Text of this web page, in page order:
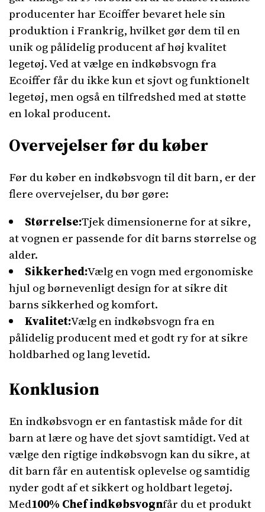
producenter har Ecoiffer bevaret hele sin
produktion i Frankrig, hvilket gør dem til en
unik og pålidelig producent af høj kvalitet
legetøj. Ved at vælge en indkøbsvogn fra
Ecoiffer får du ikke kun et sjovt og funktionelt
legetøj, men også en tilfredshed med at støtte
en lokal producent.
Overvejelser før du køber
Før du køber en indkøbsvogn til dit barn, er der
flere overvejelser, du bør gøre:
Størrelse:Tjek dimensionerne for at sikre,
at vognen er passende for dit barns størrelse og
alder.
Sikkerhed:Vælg en vogn med ergonomiske
hjul og børnevenligt design for at sikre dit
barns sikkerhed og komfort.
Kvalitet:Vælg en indkøbsvogn fra en
pålidelig producent med et godt ry for at sikre
holdbarhed og lang levetid.
Konklusion
En indkøbsvogn er en fantastisk måde for dit
barn at lære og have det sjovt samtidigt. Ved at
vælge den rigtige indkøbsvogn kan du sikre, at
dit barn får en autentisk oplevelse og samtidig
nyder godt af et sikkert og holdbart legetøj.
Med100% Chef indkøbsvognfår du et produkt